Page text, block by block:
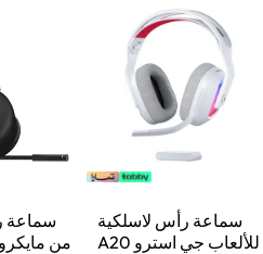
سماعة رأس لاسلكية
للألعاب جي استرو A20
سماعة
من